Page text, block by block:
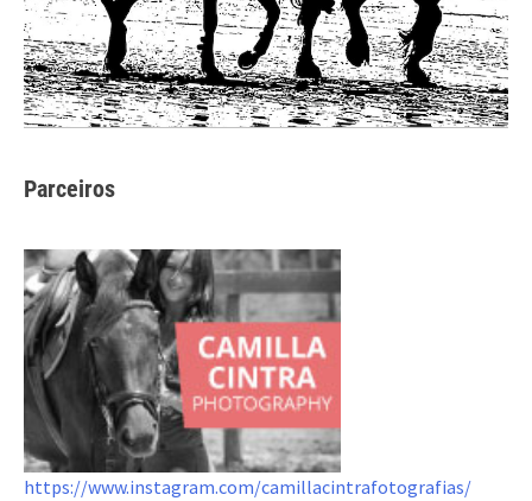
Parceiros
https://www.instagram.com/camillacintrafotografias/